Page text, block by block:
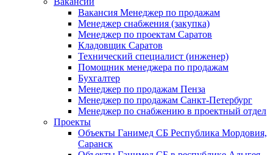
Вакансия Менеджер по продажам
Менеджер снабжения (закупка)
Менеджер по проектам Саратов
Кладовщик Саратов
Технический специалист (инженер)
Помощник менеджера по продажам
Бухгалтер
Менеджер по продажам Пенза
Менеджер по продажам Санкт-Петербург
Менеджер по снабжению в проектный отдел
Проекты
Объекты Ганимед СБ Республика Мордовия,
Саранск